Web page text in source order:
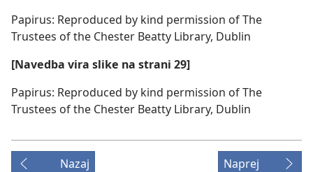
Papirus: Reproduced by kind permission of The
Trustees of the Chester Beatty Library, Dublin
[Navedba vira slike na strani 29]
Papirus: Reproduced by kind permission of The
Trustees of the Chester Beatty Library, Dublin
Nazaj Naprej